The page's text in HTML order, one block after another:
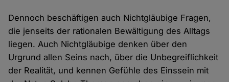
Dennoch beschäftigen auch Nichtgläubige Fragen,
die jenseits der rationalen Bewältigung des Alltags
liegen. Auch Nichtgläubige denken über den
Urgrund allen Seins nach, über die Unbegreiflichkeit
der Realität, und kennen Gefühle des Einssein mit